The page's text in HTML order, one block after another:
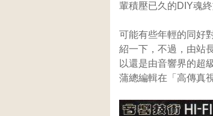
輩積壓已久的DIY魂
可能有些年輕的同好
紹一下，不過，由站
以還是由音響界的超
蒲總編輯在「高傳真